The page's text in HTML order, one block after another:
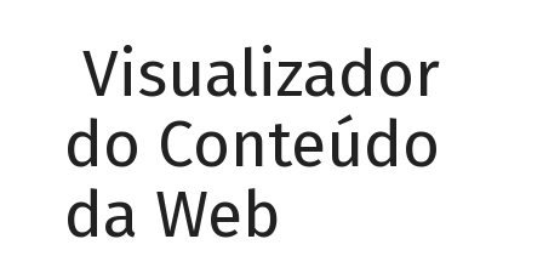
Visualizador
do Conteúdo
da Web